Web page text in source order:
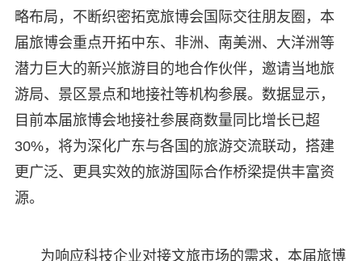
略布局，不断织密拓宽旅博会国际交往朋友圈，本
届旅博会重点开拓中东、非洲、南美洲、大洋洲等
潜力巨大的新兴旅游目的地合作伙伴，邀请当地旅
游局、景区景点和地接社等机构参展。数据显示，
目前本届旅博会地接社参展商数量同比增长已超
30%，将为深化广东与各国的旅游交流联动，搭建
更广泛、更具实效的旅游国际合作桥梁提供丰富资
源。
为响应科技企业对接文旅市场的需求，本届旅博